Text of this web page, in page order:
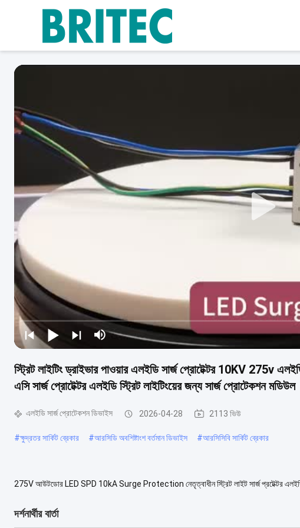
স্ট্রিট লাইটিং ড্রাইভার পাওয়ার এলইডি সার্জ প্রোটেক্টর 10KV 275v
এসি সার্জ প্রোটেক্টর এলইডি স্ট্রিট লাইটিংয়ের জন্য সার্জ প্রোটেকশন মডিউল
এলইডি সার্জ প্রোটেকশন ডিভাইস 2026-04-28 2113 ভিউ
#ক্ষুদ্রতর সার্কিট ব্রেকার #আরসিডি অবশিষ্টাংশ বর্তমান ডিভাইস #আরসিসিবি সার্কিট ব্রেকার
275V আউটডোর LED SPD 10kA Surge Protection নেতৃত্বাধীন স্ট্রিট লাইট সার্জ প্রটেক্টর এলইডি
দর্শনার্থীর বার্তা